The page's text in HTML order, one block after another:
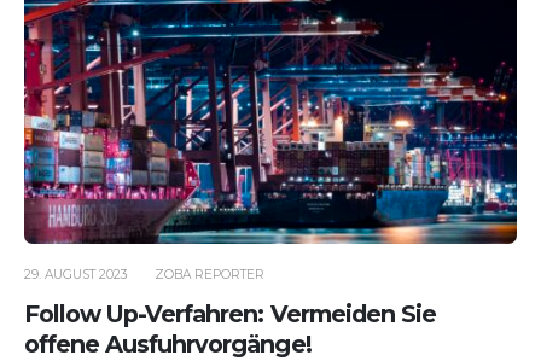
29. AUGUST 2023 ZOBA REPORTER
Follow Up-Verfahren: Vermeiden Sie
offene Ausfuhrvorgänge!